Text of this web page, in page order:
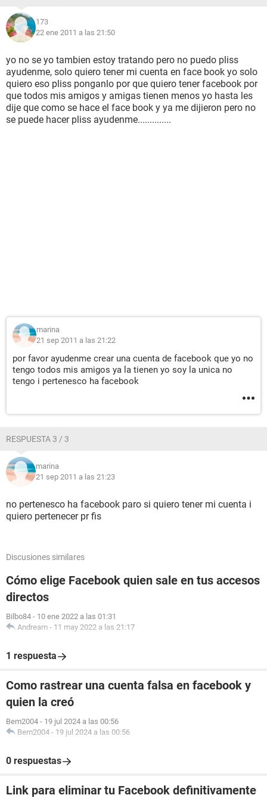
173
22 ene 2011 a las 21:50
yo no se yo tambien estoy tratando pero no puedo pliss
ayudenme, solo quiero tener mi cuenta en face book yo solo
quiero eso pliss ponganlo por que quiero tener facebook por
que todos mis amigos y amigas tienen menos yo hasta les
dije que como se hace el face book y ya me dijieron pero no
se puede hacer pliss ayudenme..............
marina
21 sep 2011 a las 21:22
por favor ayudenme crear una cuenta de facebook que yo no
tengo todos mis amigos ya la tienen yo soy la unica no
tengo i pertenesco ha facebook
RESPUESTA 3 / 3
marina
21 sep 2011 a las 21:23
no pertenesco ha facebook paro si quiero tener mi cuenta i
quiero pertenecer pr fis
Discusiones similares
Cómo elige Facebook quien sale en tus accesos
directos
Bilbo84 - 10 ene 2022 a las 01:31
Andream - 11 may 2022 a las 21:17
1 respuesta
Como rastrear una cuenta falsa en facebook y
quien la creó
Bem2004 - 19 jul 2024 a las 00:56
Bem2004 - 19 jul 2024 a las 00:56
0 respuestas
Link para eliminar tu Facebook definitivamente